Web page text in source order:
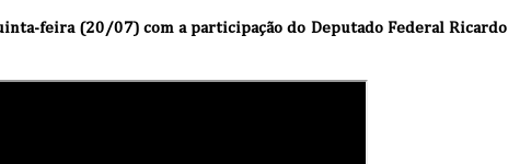
feira (20/07) com a participação do Deputado Federal Ricardo